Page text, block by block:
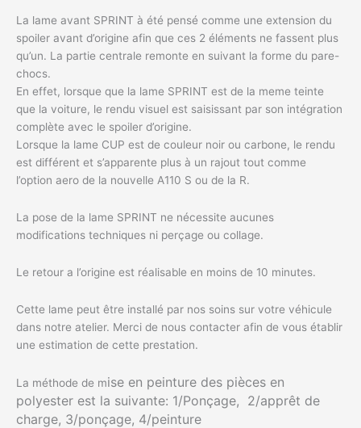
La lame avant SPRINT à été pensé comme une extension du
spoiler avant d’origine afin que ces 2 éléments ne fassent plus
qu’un. La partie centrale remonte en suivant la forme du pare-
chocs.
En effet, lorsque que la lame SPRINT est de la meme teinte
que la voiture, le rendu visuel est saisissant par son intégration
complète avec le spoiler d’origine.
Lorsque la lame CUP est de couleur noir ou carbone, le rendu
est différent et s’apparente plus à un rajout tout comme
l’option aero de la nouvelle A110 S ou de la R.
La pose de la lame SPRINT ne nécessite aucunes
modifications techniques ni perçage ou collage.
Le retour a l’origine est réalisable en moins de 10 minutes.
Cette lame peut être installé par nos soins sur votre véhicule
dans notre atelier. Merci de nous contacter afin de vous établir
une estimation de cette prestation.
La méthode de mise en peinture des pièces en
polyester est la suivante: 1/Ponçage, 2/apprêt de
charge, 3/ponçage, 4/peinture